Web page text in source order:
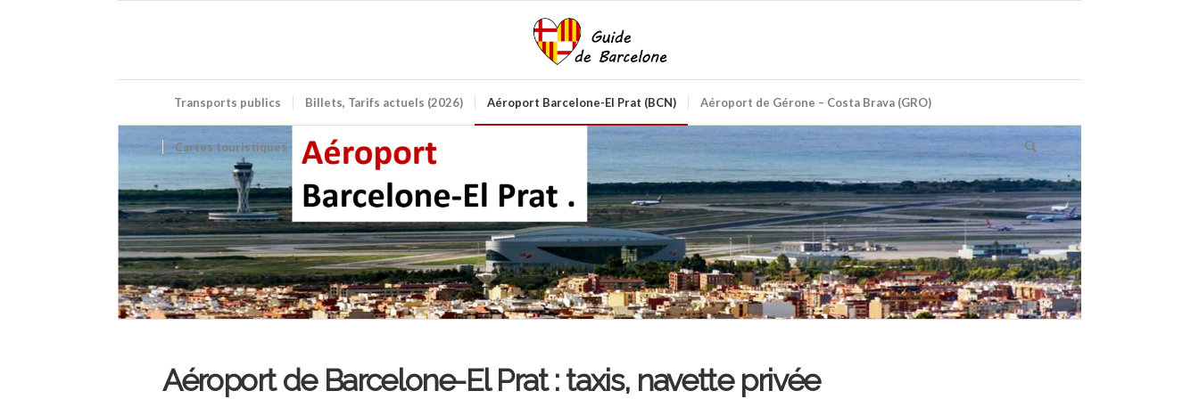
Transports publics Billets, Tarifs actuels (2026) Aéroport Barcelone-El Prat (BCN) Aéroport de Gérone – Costa Brava (GRO)
Cartes touristiques
Aéroport de Barcelone-El Prat : taxis, navette privée